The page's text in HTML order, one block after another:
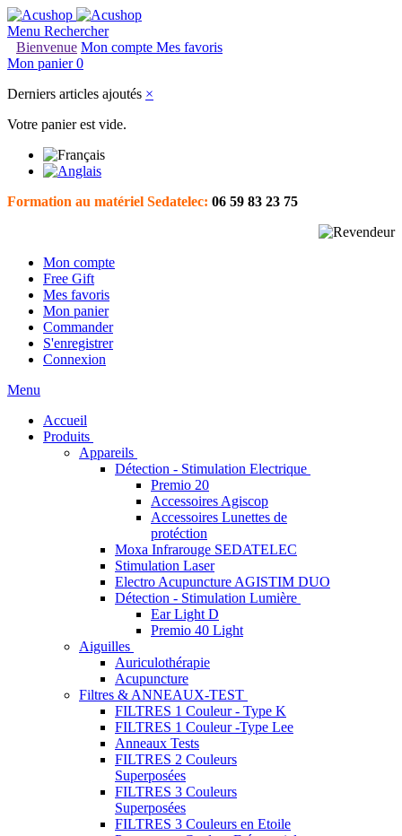
Menu Rechercher
Bienvenue Mon compte Mes favoris
Mon panier 0
Derniers articles ajoutés ×
Votre panier est vide.
Formation au matériel Sedatelec: 06 59 83 23 75
Mon compte
Free Gift
Mes favoris
Mon panier
Commander
S'enregistrer
Connexion
Menu
Accueil
Produits
Appareils
Détection - Stimulation Electrique
Premio 20
Accessoires Agiscop
Accessoires Lunettes de
protéction
Moxa Infrarouge SEDATELEC
Stimulation Laser
Electro Acupuncture AGISTIM DUO
Détection - Stimulation Lumière
Ear Light D
Premio 40 Light
Aiguilles
Auriculothérapie
Acupuncture
Filtres & ANNEAUX-TEST
FILTRES 1 Couleur - Type K
FILTRES 1 Couleur -Type Lee
Anneaux Tests
FILTRES 2 Couleurs
Superposées
FILTRES 3 Couleurs
Superposées
FILTRES 3 Couleurs en Etoile